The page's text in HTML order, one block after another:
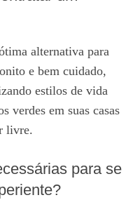
alternativa para
e bem cuidado,
estilos de vida
verdes em suas casas
livre.
para se